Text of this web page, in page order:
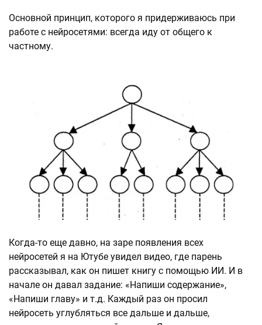
Основной принцип, которого я придерживаюсь при
работе с нейросетями: всегда иду от общего к
частному.
Когда-то еще давно, на заре появления всех
нейросетей я на Ютубе увидел видео, где парень
рассказывал, как он пишет книгу с помощью ИИ. И в
начале он давал задание: «Напиши содержание»,
«Напиши главу» и т.д. Каждый раз он просил
нейросеть углубляться все дальше и дальше,